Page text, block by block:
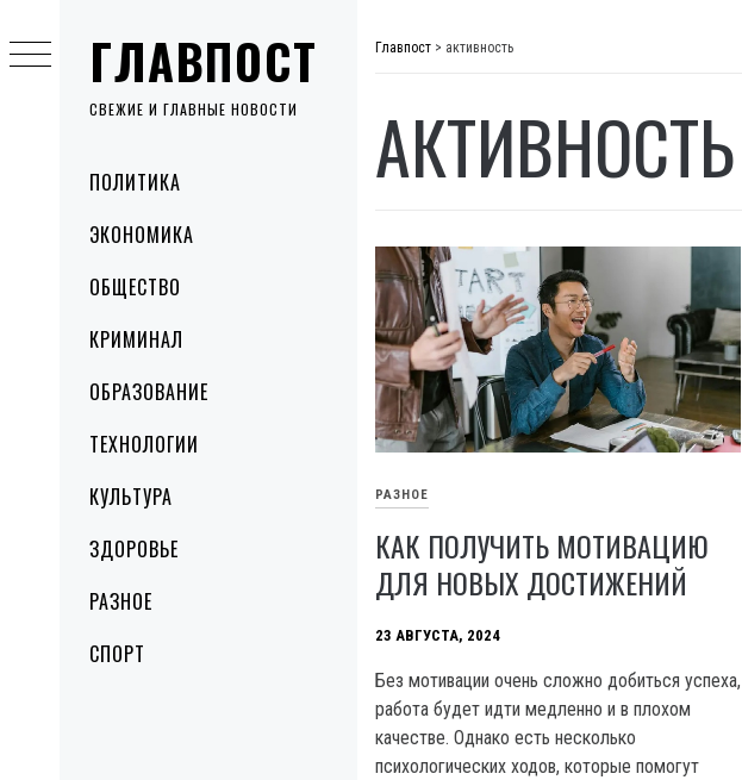
ГЛАВПОСТ
СВЕЖИЕ И ГЛАВНЫЕ НОВОСТИ
MenuПОЛИТИКА
ЭКОНОМИКА
ОБЩЕСТВО
КРИМИНАЛ
ОБРАЗОВАНИЕ
ТЕХНОЛОГИИ
КУЛЬТУРА
ЗДОРОВЬЕ
РАЗНОЕ
СПОРТ
to
content
Главпост > активность
АКТИВНОСТЬ
РАЗНОЕ
КАК ПОЛУЧИТЬ МОТИВАЦИЮ
ДЛЯ НОВЫХ ДОСТИЖЕНИЙ
23 АВГУСТА, 2024
Без мотивации очень сложно добиться успеха,
работа будет идти медленно и в плохом
качестве. Однако есть несколько
психологических ходов, которые помогут